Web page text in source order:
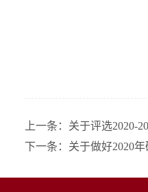
上一条： 关于评选2020-
下一条： 关于做好2020